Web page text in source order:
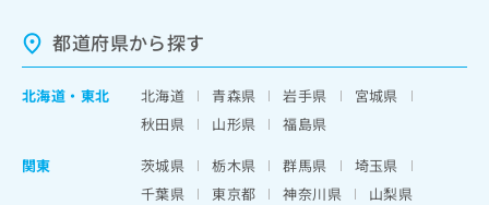
都道府県から探す
北海道 ・ 東北 北海道 青森県 岩手県
宮城県
秋田県
山形県
福島県
関東
茨城県 栃木県 群馬県
埼玉県
千葉県
東京都 神奈川県
山梨県